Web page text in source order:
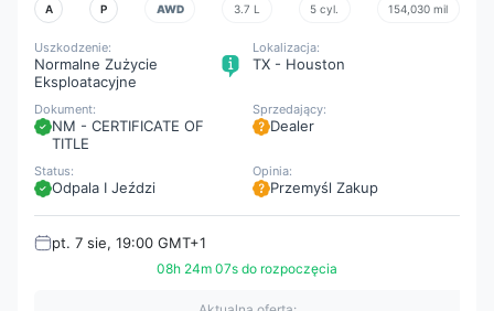
A P AWD 3.7 L 5 cyl. 154,030 mil
Uszkodzenie:
Normalne Zużycie
Eksploatacyjne
Sprzedający:
Dealer
Dokument:
NM - CERTIFICATE OF
TITLE
Lokalizacja:
TX - Houston
Status:
Odpala I Jeździ
Opinia:
Przemyśl Zakup
pt. 7 sie, 19:00 GMT+1
08h 24m 05s do rozpoczęcia